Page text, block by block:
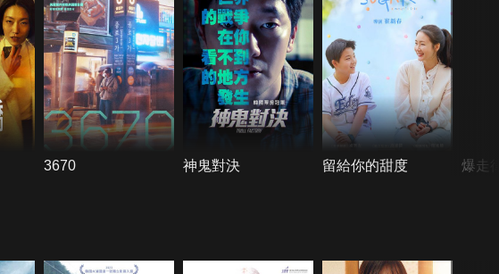
3670 神鬼對決 留給你的甜度 爆走